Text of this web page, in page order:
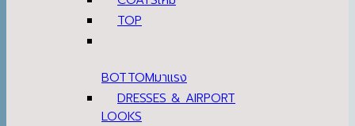
TOP
BOTTOM
DRESSES & AIRPORT
LOOKS